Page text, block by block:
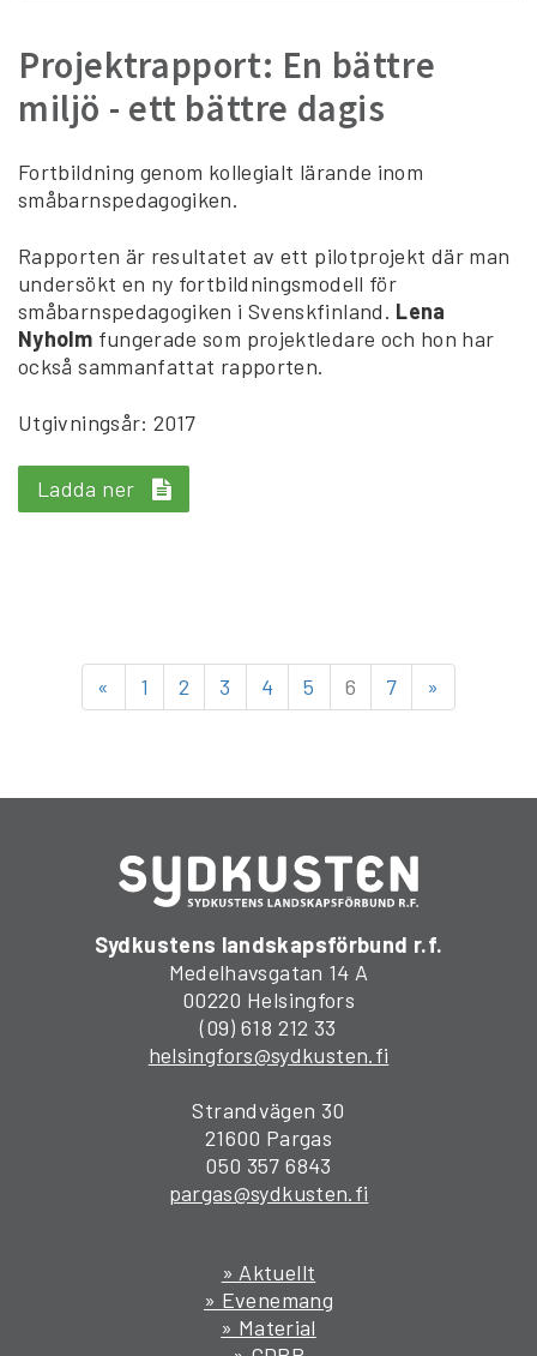
Projektrapport: En bättre
miljö - ett bättre dagis
Fortbildning genom kollegialt lärande inom
småbarnspedagogiken.
Rapporten är resultatet av ett pilotprojekt där man
undersökt en ny fortbildningsmodell för
småbarnspedagogiken i Svenskfinland. Lena
Nyholm fungerade som projektledare och hon har
också sammanfattat rapporten.
Utgivningsår: 2017
Ladda ner
« 1 2 3 4 5 6 7 »
Sydkustens landskapsförbund r.f.
Medelhavsgatan 14 A
00220 Helsingfors
(09) 618 212 33
helsingfors@sydkusten.fi
Strandvägen 30
21600 Pargas
050 357 6843
pargas@sydkusten.fi
» Aktuellt
» Evenemang
» Material